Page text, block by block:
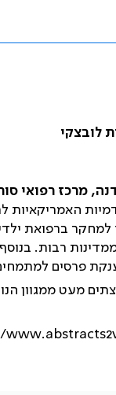
לובצקי
דנה, מרכז רפואי
למחקר ברפואת
רבות.
פרסים
מעט ממגוון